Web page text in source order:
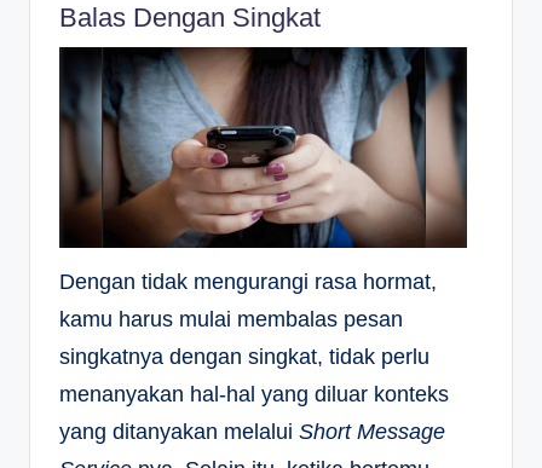
Balas Dengan Singkat
Dengan tidak mengurangi rasa hormat,
kamu harus mulai membalas pesan
singkatnya dengan singkat, tidak perlu
menanyakan hal-hal yang diluar konteks
yang ditanyakan melalui Short Message